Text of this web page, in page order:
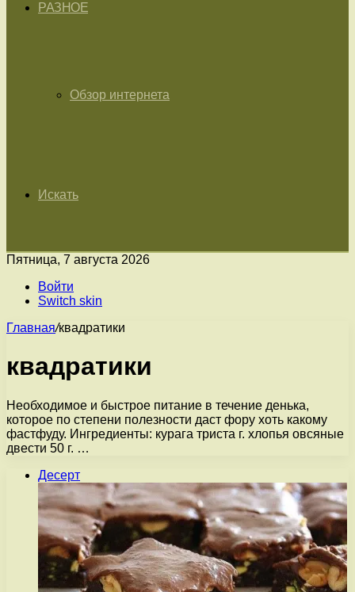
РАЗНОЕ
Обзор интернета
Искать
Пятница, 7 августа 2026
Войти
Switch skin
Главная/квадратики
квадратики
Необходимое и быстрое питание в течение денька,
которое по степени полезности даст фору хоть какому
фастфуду. Ингредиенты: курага триста г. хлопья овсяные
двести 50 г. …
Десерт